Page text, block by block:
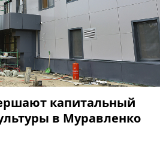
капитальный
в Муравленко